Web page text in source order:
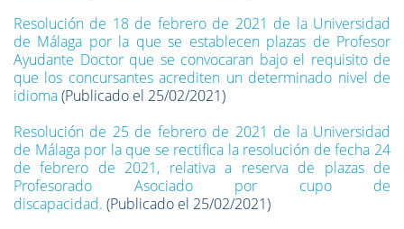
Resolución de 18 de febrero de 2021 de la Universidad
de Málaga por la que se establecen plazas de Profesor
Ayudante Doctor que se convocaran bajo el requisito de
que los concursantes acrediten un determinado nivel de
idioma(Publicado el 25/02/2021)
Resolución de 25 de febrero de 2021 de la Universidad
de Málaga por la que se rectifica la resolución de fecha 24
de febrero de 2021, relativa a reserva de plazas de
Profesorado Asociado por cupo de
discapacidad. (Publicado el 25/02/2021)